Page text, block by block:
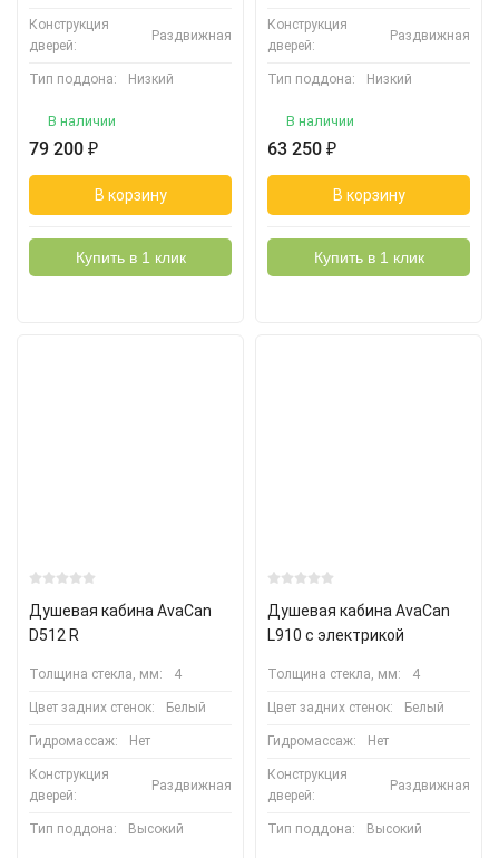
Конструкция
дверей:
Раздвижная
Тип поддона: Низкий
В наличии
79 200 ₽
В корзину
Купить в 1 клик
Конструкция
дверей:
Раздвижная
Тип поддона: Низкий
В наличии
63 250 ₽
В корзину
Купить в 1 клик
Душевая кабина AvaCan
D512 R
Толщина стекла, мм: 4
Цвет задних стенок: Белый
Гидромассаж: Нет
Конструкция
дверей:
Раздвижная
Тип поддона: Высокий
Душевая кабина AvaCan
L910 с электрикой
Толщина стекла, мм: 4
Цвет задних стенок: Белый
Гидромассаж: Нет
Конструкция
дверей:
Раздвижная
Тип поддона: Высокий